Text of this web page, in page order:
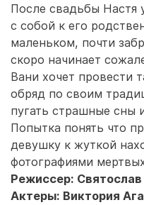
После свадьбы Настя
с собой к его
маленьком, почти
скоро начинает
Вани хочет провести
обряд по своим
пугать страшные сны
Попытка понять что
девушку к жуткой
фотографиями
Режиссер:
Актеры: Виктория